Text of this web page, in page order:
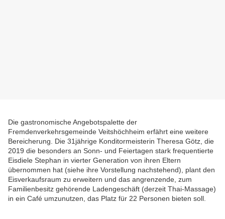
Die gastronomische Angebotspalette der
Fremdenverkehrsgemeinde Veitshöchheim erfährt eine weitere
Bereicherung. Die 31jährige Konditormeisterin Theresa Götz, die
2019 die besonders an Sonn- und Feiertagen stark frequentierte
Eisdiele Stephan in vierter Generation von ihren Eltern
übernommen hat (siehe ihre Vorstellung nachstehend), plant den
Eisverkaufsraum zu erweitern und das angrenzende, zum
Familienbesitz gehörende Ladengeschäft (derzeit Thai-Massage)
in ein Café umzunutzen, das Platz für 22 Personen bieten soll.